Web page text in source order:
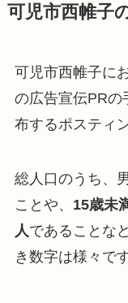
可児市西帷子
可児市西帷子に
の広告宣伝PRの
布するポスティ
総人口のうち、
ことや、 15歳未
人であることな
き数字は様々です